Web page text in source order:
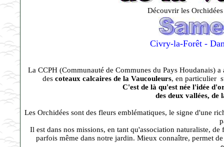
Découvrir les
Civry-la-Forêt -
La CCPH (Communauté de Communes du Pays Houdanais)
des coteaux calcaires de la Vaucouleurs, en particulier
C'est de là qu'est née l'idée
des deux vallées,
Les Orchidées sont des fleurs emblématiques, le signe d'une
Il est dans nos missions, en tant qu'association naturaliste,
parfois même dans notre jardin. Mieux connaître, permet